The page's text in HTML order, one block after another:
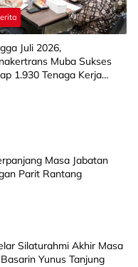
Juli 2026,
Muba Sukses
1.930 Tenaga Kerja
Masa Jabatan
Parit Rantang
Silaturahmi Akhir Masa
Yunus Tanjung